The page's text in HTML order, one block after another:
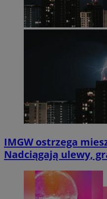
IMGW ostrzega
Nadciągają ulewy,